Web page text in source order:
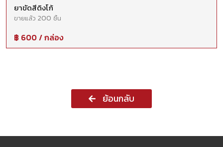
ยาขัดสีดิงโก้
ขายแล้ว200ชิ้น
฿ 600 / กล่อง
ย้อนกลับ